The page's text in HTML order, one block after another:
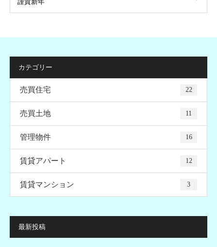
謹賀新年
カテゴリー
売買住宅 22
売買土地 11
管理物件 16
賃貸アパート 12
賃貸マンション 3
最新投稿